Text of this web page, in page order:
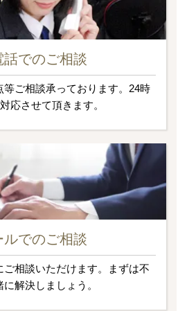
話でのご相談
等ご相談承っております。24時
応させて頂きます。
ルでのご相談
ご相談いただけます。まずは不
解決しましょう。